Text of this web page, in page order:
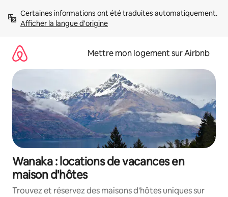
directement
Afficher la langue d'origine
Mettre mon logement sur Airbnb
Wanaka : locations de vacances en
maison d'hôtes
Trouvez et réservez des maisons d'hôtes uniques sur